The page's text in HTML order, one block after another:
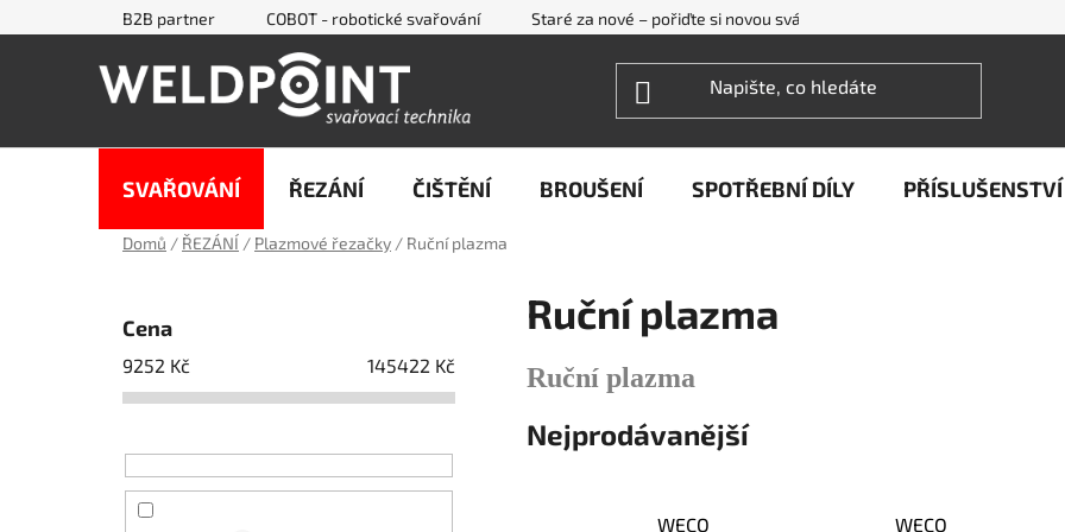
na
B2B partner COBOT - robotické svařování Staré za nové – pořiďte si novou svářečku WECO levněji FAQ -
SVAŘOVÁNÍ ŘEZÁNÍ ČIŠTĚNÍ BROUŠENÍ SPOTŘEBNÍ DÍLY PŘÍSLUŠENSTVÍ
Domů / ŘEZÁNÍ / Plazmové řezačky / Ruční plazma
Cena
9252 Kč 145422 Kč
Ruční plazma
Ruční plazma
Nejprodávanější
WECO
WECO